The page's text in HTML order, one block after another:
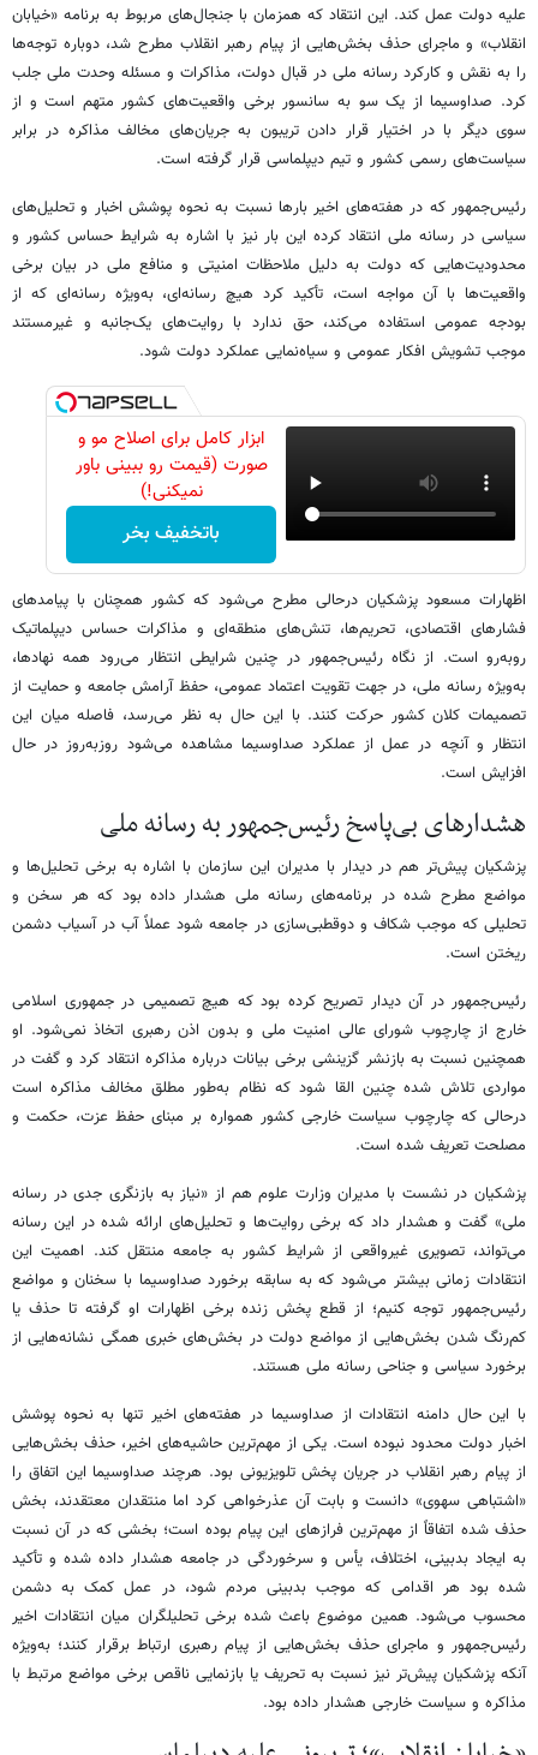
علیه دولت عمل کند. این انتقاد که همزمان با جنجال‌های مربوط به برنامه «خیابان
انقلاب» و ماجرای حذف بخش‌هایی از پیام رهبر انقلاب مطرح شد، دوباره توجه‌ها
را به نقش و کارکرد رسانه ملی در قبال دولت، مذاکرات و مسئله وحدت ملی جلب
کرد. صداوسیما از یک سو به سانسور برخی واقعیت‌های کشور متهم است و از
سوی دیگر با در اختیار قرار دادن تریبون به جریان‌های مخالف مذاکره در برابر
سیاست‌های رسمی کشور و تیم دیپلماسی قرار گرفته است.
رئیس‌جمهور که در هفته‌های اخیر بارها نسبت به نحوه پوشش اخبار و تحلیل‌های
سیاسی در رسانه ملی انتقاد کرده این بار نیز با اشاره به شرایط حساس کشور و
محدودیت‌هایی که دولت به دلیل ملاحظات امنیتی و منافع ملی در بیان برخی
واقعیت‌ها با آن مواجه است، تأکید کرد هیچ رسانه‌ای، به‌ویژه رسانه‌ای که از
بودجه عمومی استفاده می‌کند، حق ندارد با روایت‌های یک‌جانبه و غیرمستند
موجب تشویش افکار عمومی و سیاه‌نمایی عملکرد دولت شود.
ابزار کامل برای اصلاح مو و
صورت (قیمت رو ببینی باور
نمیکنی!)
باتخفیف بخر
اظهارات مسعود پزشکیان درحالی مطرح می‌شود که کشور همچنان با پیامدهای
فشارهای اقتصادی، تحریم‌ها، تنش‌های منطقه‌ای و مذاکرات حساس دیپلماتیک
روبه‌رو است. از نگاه رئیس‌جمهور در چنین شرایطی انتظار می‌رود همه نهادها،
به‌ویژه رسانه ملی، در جهت تقویت اعتماد عمومی، حفظ آرامش جامعه و حمایت از
تصمیمات کلان کشور حرکت کنند. با این حال به نظر می‌رسد، فاصله میان این
انتظار و آنچه در عمل از عملکرد صداوسیما مشاهده می‌شود روزبه‌روز در حال
افزایش است.
هشدارهای بی‌پاسخ رئیس‌جمهور به رسانه ملی
پزشکیان پیش‌تر هم در دیدار با مدیران این سازمان با اشاره به برخی تحلیل‌ها و
مواضع مطرح‌ شده در برنامه‌های رسانه ملی هشدار داده بود که هر سخن و
تحلیلی که موجب شکاف و دوقطبی‌سازی در جامعه شود عملاً آب در آسیاب دشمن
ریختن است.
رئیس‌جمهور در آن دیدار تصریح کرده بود که هیچ تصمیمی در جمهوری اسلامی
خارج از چارچوب شورای عالی امنیت ملی و بدون اذن رهبری اتخاذ نمی‌شود. او
همچنین نسبت به بازنشر گزینشی برخی بیانات درباره مذاکره انتقاد کرد و گفت در
مواردی تلاش شده چنین القا شود که نظام به‌طور مطلق مخالف مذاکره است
درحالی که چارچوب سیاست خارجی کشور همواره بر مبنای حفظ عزت، حکمت و
مصلحت تعریف شده است.
پزشکیان در نشست با مدیران وزارت علوم هم از «نیاز به بازنگری جدی در رسانه
ملی» گفت و هشدار داد که برخی روایت‌ها و تحلیل‌های ارائه ‌شده در این رسانه
می‌تواند، تصویری غیرواقعی از شرایط کشور به جامعه منتقل کند. اهمیت این
انتقادات زمانی بیشتر می‌شود که به سابقه برخورد صداوسیما با سخنان و مواضع
رئیس‌جمهور توجه کنیم؛ از قطع پخش زنده برخی اظهارات او گرفته تا حذف یا
کم‌رنگ شدن بخش‌هایی از مواضع دولت در بخش‌های خبری همگی نشانه‌هایی از
برخورد سیاسی و جناحی رسانه ملی هستند.
با این حال دامنه انتقادات از صداوسیما در هفته‌های اخیر تنها به نحوه پوشش
اخبار دولت محدود نبوده است. یکی از مهم‌ترین حاشیه‌های اخیر، حذف بخش‌هایی
از پیام رهبر انقلاب در جریان پخش تلویزیونی بود. هرچند صداوسیما این اتفاق را
«اشتباهی سهوی» دانست و بابت آن عذرخواهی کرد اما منتقدان معتقدند، بخش
حذف ‌شده اتفاقاً از مهم‌ترین فرازهای این پیام بوده است؛ بخشی که در آن نسبت
به ایجاد بدبینی، اختلاف، یأس و سرخوردگی در جامعه هشدار داده شده و تأکید
شده بود هر اقدامی که موجب بدبینی مردم شود، در عمل کمک به دشمن
محسوب می‌شود. همین موضوع باعث شده برخی تحلیلگران میان انتقادات اخیر
رئیس‌جمهور و ماجرای حذف بخش‌هایی از پیام رهبری ارتباط برقرار کنند؛ به‌ویژه
آنکه پزشکیان پیش‌تر نیز نسبت به تحریف یا بازنمایی ناقص برخی مواضع مرتبط با
مذاکره و سیاست خارجی هشدار داده بود.